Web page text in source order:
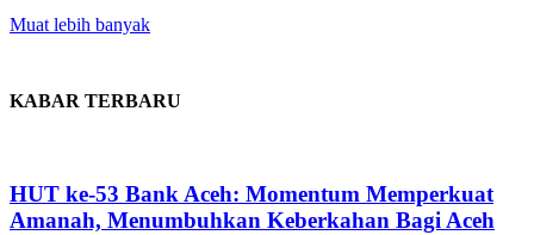
Muat lebih banyak
KABAR TERBARU
HUT ke-53 Bank Aceh: Momentum Memperkuat
Amanah, Menumbuhkan Keberkahan Bagi Aceh